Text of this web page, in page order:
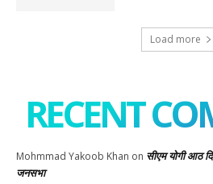
Load more
RECENT
Mohmmad Yakoob Khan on सीएम योगी आठ
जनसभा